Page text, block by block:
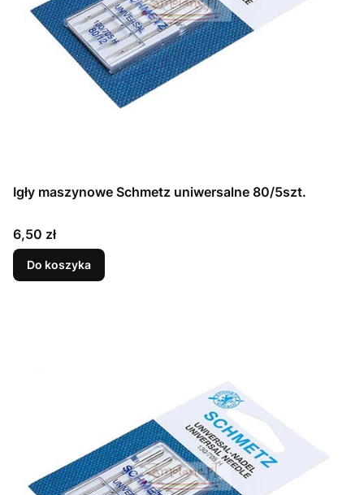
Igły maszynowe Schmetz uniwersalne 80/5szt.
Cena
6,50 zł
Do koszyka